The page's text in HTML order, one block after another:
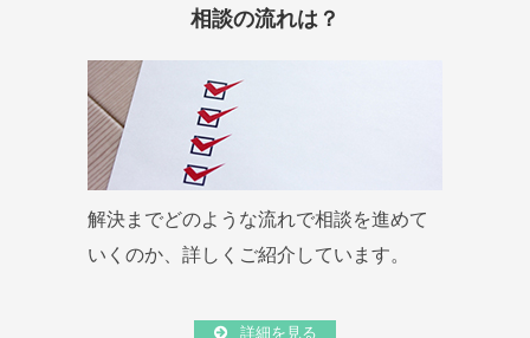
相談の流れは？
解決までどのような流れで相談を進めて
いくのか、詳しくご紹介しています。
詳細を見る